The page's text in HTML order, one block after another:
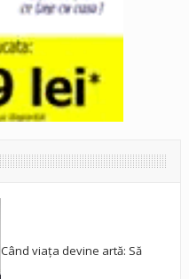
Când viața devine artă: Să